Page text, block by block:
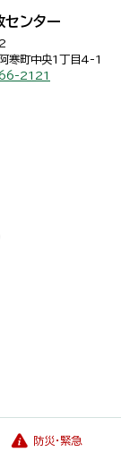
防災・緊急
センター
寒町中央1丁目4-1
2121